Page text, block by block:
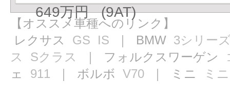
649万円 (9AT)
【オススメ車種へのリンク】
レクサス GS IS ｜ BMW 3シリー
ス
Sクラス ｜ フォルクスワーゲン
ェ 911 ｜ ボルボ V70 ｜ ミニ ミニ